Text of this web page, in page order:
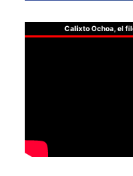
Calixto Ochoa, el